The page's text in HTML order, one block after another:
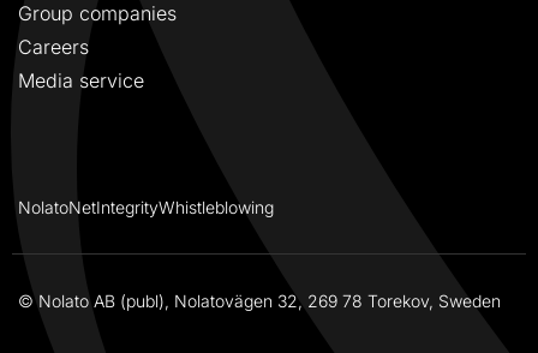
Group companies
Careers
Media service
NolatoNetIntegrityWhistleblowing
© Nolato AB (publ), Nolatovägen 32, 269 78 Torekov, Sweden